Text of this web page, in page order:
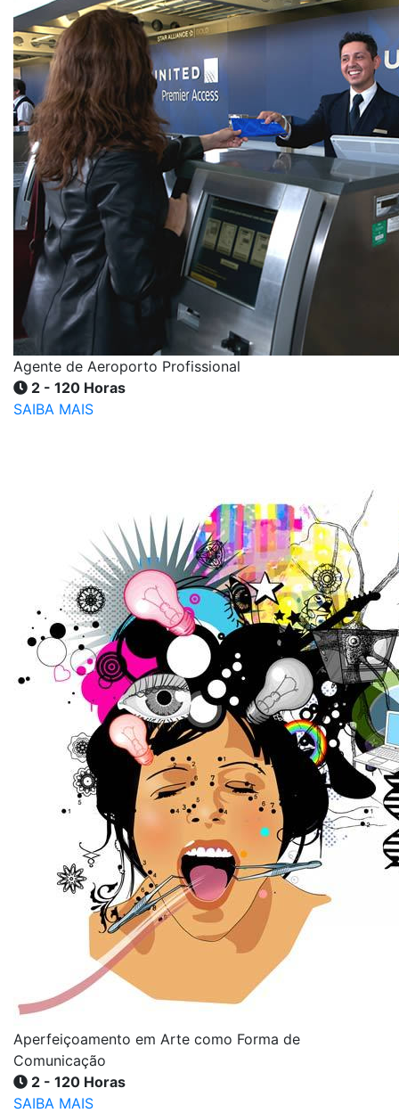
Agente de Aeroporto Profissional
2 - 120 Horas
SAIBA MAIS
Aperfeiçoamento em Arte como Forma de
Comunicação
2 - 120 Horas
SAIBA MAIS